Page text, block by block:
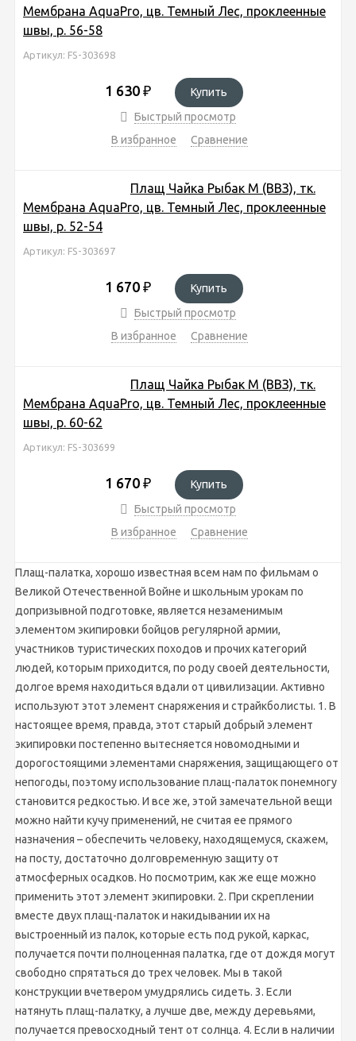
Мембрана AquaPro, цв. Темный Лес, проклеенные
швы, р. 56-58
Артикул: FS-303698
1 630 ₽
Купить
Быстрый просмотр
В избранное
Сравнение
Плащ Чайка Рыбак М (ВВЗ), тк.
Мембрана AquaPro, цв. Темный Лес, проклеенные
швы, р. 52-54
Артикул: FS-303697
1 670 ₽
Купить
Быстрый просмотр
В избранное
Сравнение
Плащ Чайка Рыбак М (ВВЗ), тк.
Мембрана AquaPro, цв. Темный Лес, проклеенные
швы, р. 60-62
Артикул: FS-303699
1 670 ₽
Купить
Быстрый просмотр
В избранное
Сравнение
Плащ-палатка, хорошо известная всем нам по фильмам о
Великой Отечественной Войне и школьным урокам по
допризывной подготовке, является незаменимым
элементом экипировки бойцов регулярной армии,
участников туристических походов и прочих категорий
людей, которым приходится, по роду своей деятельности,
долгое время находиться вдали от цивилизации. Активно
используют этот элемент снаряжения и страйкболисты. 1. В
настоящее время, правда, этот старый добрый элемент
экипировки постепенно вытесняется новомодными и
дорогостоящими элементами снаряжения, защищающего от
непогоды, поэтому использование плащ-палаток понемногу
становится редкостью. И все же, этой замечательной вещи
можно найти кучу применений, не считая ее прямого
назначения – обеспечить человеку, находящемуся, скажем,
на посту, достаточно долговременную защиту от
атмосферных осадков. Но посмотрим, как же еще можно
применить этот элемент экипировки. 2. При скреплении
вместе двух плащ-палаток и накидывании их на
выстроенный из палок, которые есть под рукой, каркас,
получается почти полноценная палатка, где от дождя могут
свободно спрятаться до трех человек. Мы в такой
конструкции вчетвером умудрялись сидеть. 3. Если
натянуть плащ-палатку, а лучше две, между деревьями,
получается превосходный тент от солнца. 4. Если в наличии